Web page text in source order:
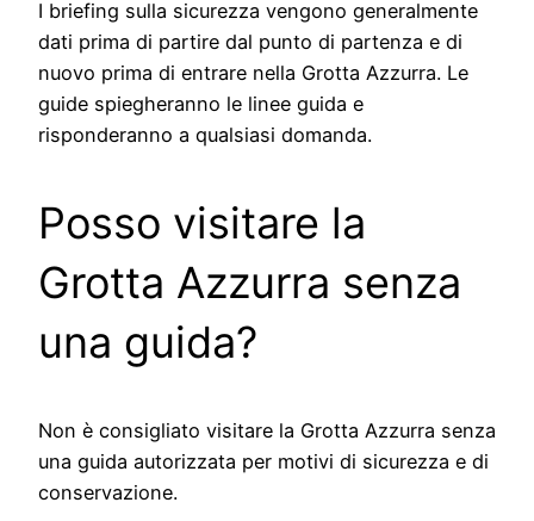
I briefing sulla sicurezza vengono generalmente
dati prima di partire dal punto di partenza e di
nuovo prima di entrare nella Grotta Azzurra. Le
guide spiegheranno le linee guida e
risponderanno a qualsiasi domanda.
Posso visitare la
Grotta Azzurra senza
una guida?
Non è consigliato visitare la Grotta Azzurra senza
una guida autorizzata per motivi di sicurezza e di
conservazione.